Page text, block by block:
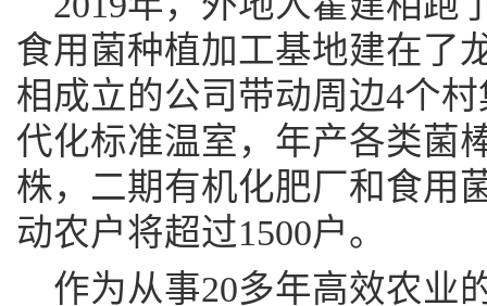
食用菌种植加工基地建在了
相成立的公司带动周边4个
代化标准温室，年产各类菌
株，二期有机化肥厂和食用
动农户将超过1500户。
作为从事20多年高效农业